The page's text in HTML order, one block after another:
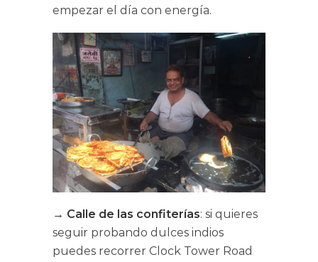
empezar el día con energía.
→ Calle de las confiterías: si quieres
seguir probando dulces indios
puedes recorrer Clock Tower Road